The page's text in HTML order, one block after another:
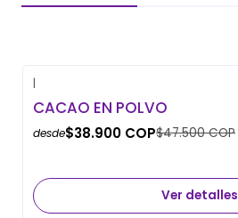
Agotado
|
CACAO EN POLVO
desde$38.900 COP$47.500 COP
Ver detalles